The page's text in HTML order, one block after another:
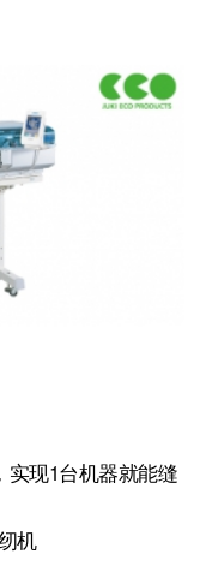
实现1台机器就能缝
机